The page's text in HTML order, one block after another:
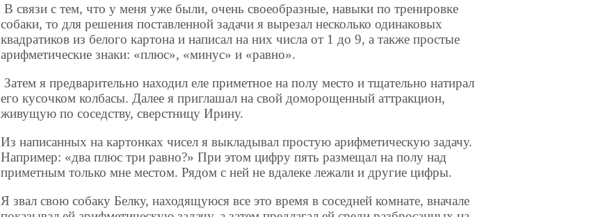
В связи с тем, что у меня уже были, очень своеобразные, навыки по тренировке
собаки, то для решения поставленной задачи я вырезал несколько одинаковых
квадратиков из белого картона и написал на них числа от 1 до 9, а также простые
арифметические знаки: «плюс», «минус» и «равно».
Затем я предварительно находил еле приметное на полу место и тщательно натирал
его кусочком колбасы. Далее я приглашал на свой доморощенный аттракцион,
живущую по соседству, сверстницу Ирину.
Из написанных на картонках чисел я выкладывал простую арифметическую задачу.
Например: «два плюс три равно?» При этом цифру пять размещал на полу над
приметным только мне местом. Рядом с ней не вдалеке лежали и другие цифры.
Я звал свою собаку Белку, находящуюся все это время в соседней комнате, вначале